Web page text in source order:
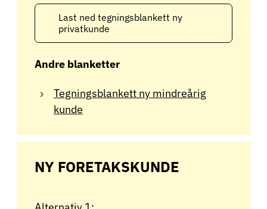
Last ned tegningsblankett ny
privatkunde
Andre blanketter
Tegningsblankett ny mindreårig
kunde
NY FORETAKSKUNDE